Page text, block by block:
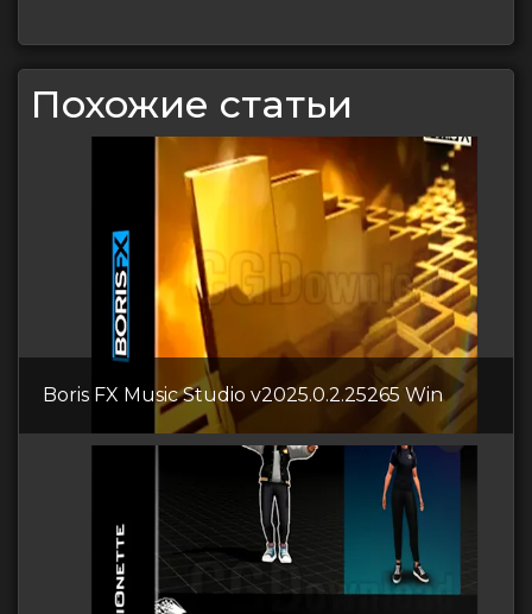
Похожие статьи
Boris FX Music Studio v2025.0.2.25265 Win